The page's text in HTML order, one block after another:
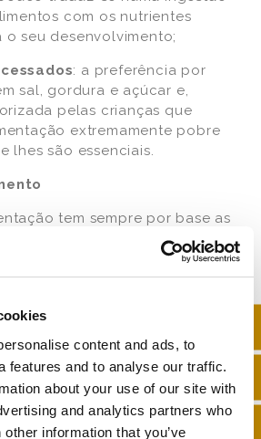
content and ads, to
features and to analyse our traffic.
about your use of our site with
and analytics partners who
information that you’ve
com os nutrientes
o seu desenvolvimento;
: a preferência por
sal, gordura e açúcar e,
pelas crianças que
extremamente pobre
lhes são essenciais.
tem sempre por base as
cada criança e adolescente
personalizado e delineado à
hábitos alimentares e as
a consumir,
de refeições. Para
pode existir a indicação de
alimentares, que não
servem como